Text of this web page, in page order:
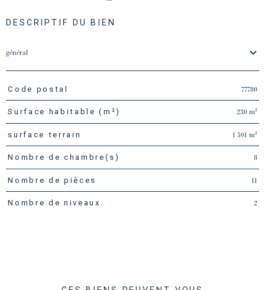
DESCRIPTIF DU BIEN
général
TRAD_PAMPERO_Caracteristique
Code postal 77780
Surface habitable (m²) 230 m²
surface terrain 1 591 m²
Nombre de chambre(s) 8
Nombre de pièces 11
Nombre de niveaux 2